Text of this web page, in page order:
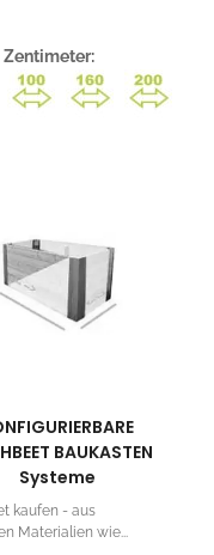
Zentimeter:
BAUKASTEN
Systeme
kaufen - aus
Materialien wie...